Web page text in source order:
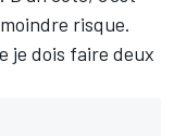
risque.
je dois faire deux